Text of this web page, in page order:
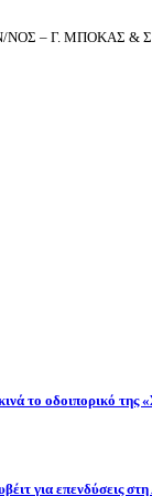
ΝΟΣ – Γ. ΜΠΟΚΑΣ &
το οδοιπορικό της
για επενδύσεις